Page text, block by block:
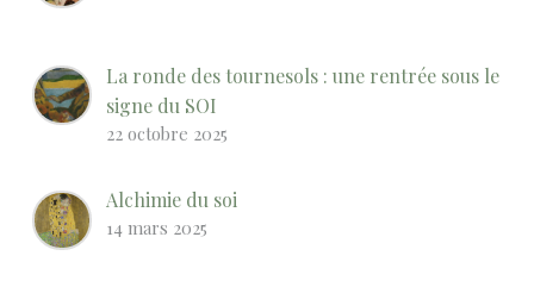
La ronde des tournesols : une rentrée sous le
signe du SOI
22 octobre 2025
Alchimie du soi
14 mars 2025